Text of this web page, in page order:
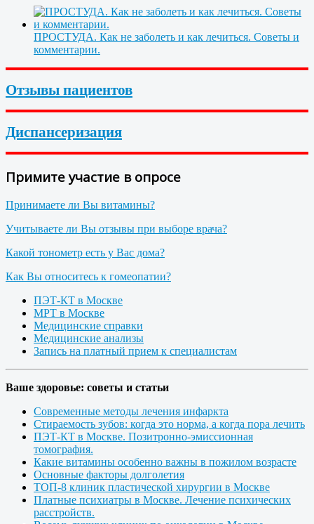
ПРОСТУДА. Как не заболеть и как лечиться. Советы и
комментарии.
Отзывы пациентов
Диспансеризация
Примите участие в опросе
Принимаете ли Вы витамины?
Учитываете ли Вы отзывы при выборе врача?
Какой тонометр есть у Вас дома?
Как Вы относитесь к гомеопатии?
ПЭТ-КТ в Москве
МРТ в Москве
Медицинские справки
Медицинские анализы
Запись на платный прием к специалистам
Ваше здоровье: советы и статьи
Современные методы лечения инфаркта
Стираемость зубов: когда это норма, а когда пора лечить
ПЭТ-КТ в Москве. Позитронно-эмиссионная
томография.
Какие витамины особенно важны в пожилом возрасте
Основные факторы долголетия
ТОП-8 клиник пластической хирургии в Москве
Платные психиатры в Москве. Лечение психических
расстройств.